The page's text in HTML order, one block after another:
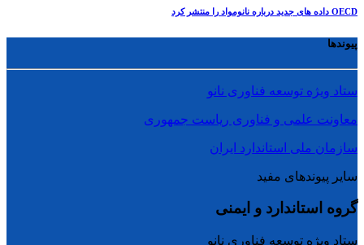
OECD داده های جدید درباره نانومواد را منتشر کرد
پیوندها
ستاد ویژه توسعه فناوری نانو
معاونت علمی و فناوری ریاست جمهوری
سازمان ملی استاندارد ایران
سایر پیوندهای مفید
گروه استاندارد و ایمنی
ستاد ویژه توسعه فناوری نانو